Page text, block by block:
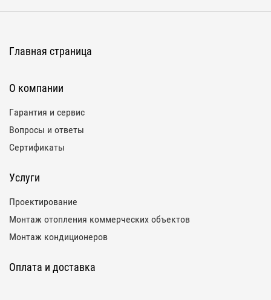
Главная страница
О компании
Гарантия и сервис
Вопросы и ответы
Сертификаты
Услуги
Проектирование
Монтаж отопления коммерческих объектов
Монтаж кондиционеров
Оплата и доставка